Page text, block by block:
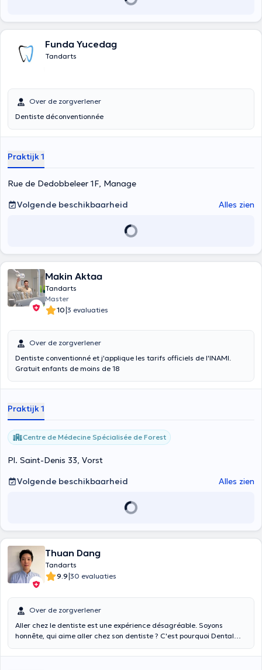
Funda Yucedag
Tandarts
Over de zorgverlener
Dentiste déconventionnée
Praktijk 1
Rue de Dedobbeleer 1F, Manage
Volgende beschikbaarheid
Alles zien
Makin Aktaa
Tandarts
Master
10|3 evaluaties
Over de zorgverlener
Dentiste conventionné et j'applique les tarifs officiels de l'INAMI.
Gratuit enfants de moins de 18
Praktijk 1
Centre de Médecine Spécialisée de Forest
Pl. Saint-Denis 33, Vorst
Volgende beschikbaarheid
Alles zien
Thuan Dang
Tandarts
9.9|30 evaluaties
Over de zorgverlener
Aller chez le dentiste est une expérience désagréable. Soyons
honnête, qui aime aller chez son dentiste ? C'est pourquoi Dental
en mettant l'humain au centre de ses préoccupations. Redonner le